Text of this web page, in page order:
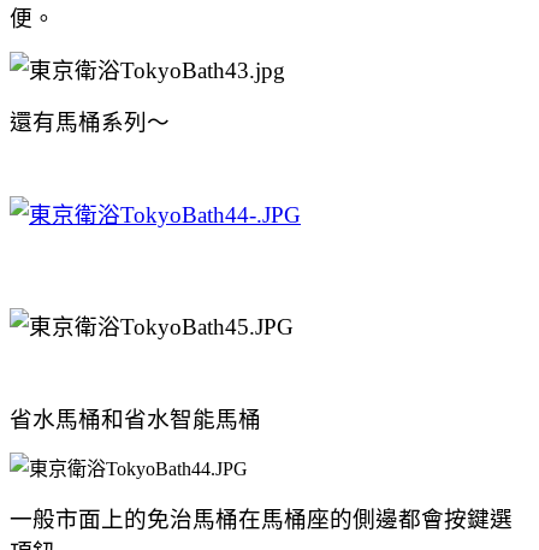
便。
還有馬桶系列～
省水馬桶和省水智能馬桶
一般市面上的免治馬桶在馬桶座的側邊都會按鍵選